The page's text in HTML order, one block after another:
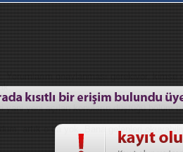
onaylanması gerekiyor, kimse
yani yeni açılan konuların düştüğü bölüm
artık o da yok. Bana gelenleri